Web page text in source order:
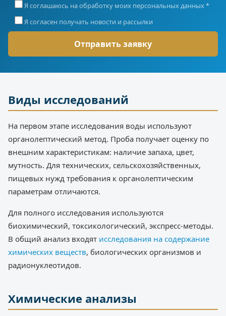
Я соглашаюсь на обработку моих персональных данных *
Я согласен получать новости и рассылки
Виды исследований
На первом этапе исследования воды используют
органолептический метод. Проба получает оценку по
внешним характеристикам: наличие запаха, цвет,
мутность. Для технических, сельскохозяйственных,
пищевых нужд требования к органолептическим
параметрам отличаются.
Для полного исследования используются
биохимический, токсикологический, экспресс-методы.
В общий анализ входят исследования на содержание
химических веществ, биологических организмов и
радионуклеотидов.
Химические анализы